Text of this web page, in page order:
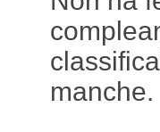
manche.